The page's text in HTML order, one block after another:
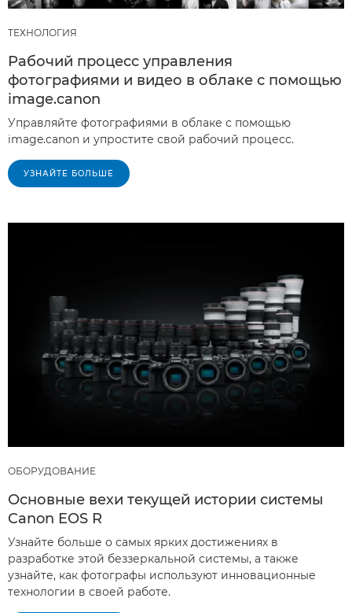
ТЕХНОЛОГИЯ
Рабочий процесс управления
фотографиями и видео в облаке с помощью
image.canon
Управляйте фотографиями в облаке с помощью
image.canon и упростите свой рабочий процесс.
УЗНАЙТЕ БОЛЬШЕ
ОБОРУДОВАНИЕ
Основные вехи текущей истории системы
Canon EOS R
Узнайте больше о самых ярких достижениях в
разработке этой беззеркальной системы, а также
узнайте, как фотографы используют инновационные
технологии в своей работе.